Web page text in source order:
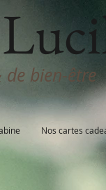
bien-être
Nos cartes